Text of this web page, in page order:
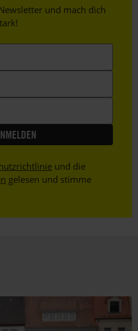
und mach dich
und die
gelesen und stimme